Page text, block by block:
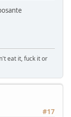
eat it, fuck it or
#17